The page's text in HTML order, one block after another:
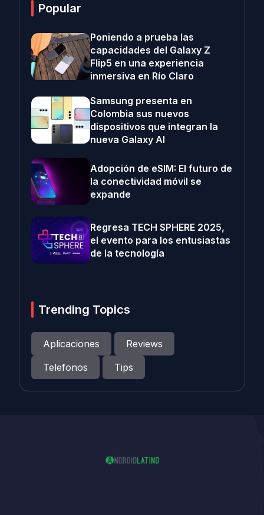
Popular
Poniendo a prueba las
capacidades del Galaxy Z
Flip5 en una experiencia
inmersiva en Río Claro
Samsung presenta en
Colombia sus nuevos
dispositivos que integran la
nueva Galaxy AI
Adopción de eSIM: El futuro de
la conectividad móvil se
expande
Regresa TECH SPHERE 2025,
el evento para los entusiastas
de la tecnología
Trending Topics
Aplicaciones
Reviews
Telefonos
Tips